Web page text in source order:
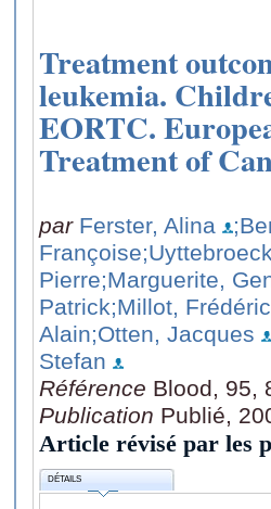
Treatment
leukemia.
EORTC.
Treatment of
par Ferster, Alina
Françoise
Pierre;Marguerite,
Patrick;Millot, Frédéric
Alain;Otten, Jacques
Stefan
Référence Blood, 95,
Publication Publié,
Article révisé par les
DÉTAILS